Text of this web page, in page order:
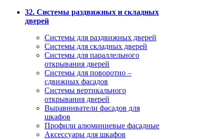
32. Системы раздвижных и складных
дверей
Системы для раздвижных дверей
Системы для складных дверей
Системы для параллельного
открывания дверей
Системы для поворотно –
сдвижных фасадов
Системы вертикального
открывания дверей
Выравниватели фасадов для
шкафов
Профили алюминиевые фасадные
Аксессуары для шкафов